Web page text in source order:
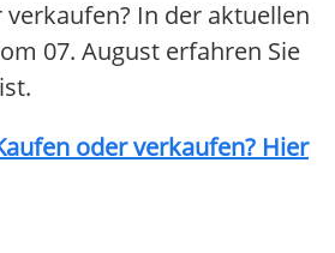
verkaufen? In der aktuellen
07. August erfahren Sie
oder verkaufen? Hier